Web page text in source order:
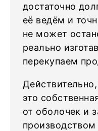
достаточно
её ведём и
не может
реально
перекупаем
это
от оболочек и